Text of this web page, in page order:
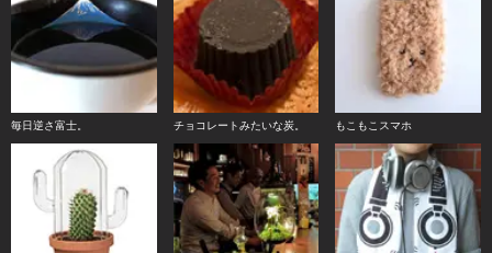
毎日逆さ富士。 チョコレートみたいな炭。 もこもこスマホ